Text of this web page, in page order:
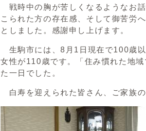
戦時中の胸が苦しくなるようなお
こられた方の存在感、そして御苦労
としました。感謝申し上げます。
生駒市には、8月1日現在で100歳
女性が110歳です。「住み慣れた地
た一日でした。
白寿を迎えられた皆さん、ご家族